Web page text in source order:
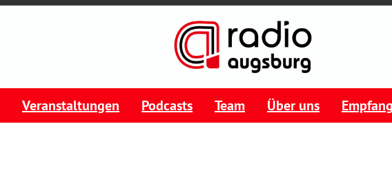
Veranstaltungen Podcasts Team Über uns Empfang